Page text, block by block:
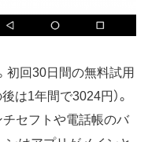
初回30日間の無料試用
は1年間で3024円）。
チセフトや電話帳のバ